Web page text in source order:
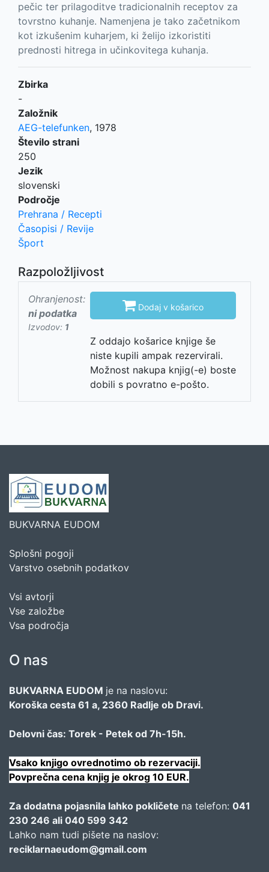
pečic ter prilagoditve tradicionalnih receptov za
tovrstno kuhanje. Namenjena je tako začetnikom
kot izkušenim kuharjem, ki želijo izkoristiti
prednosti hitrega in učinkovitega kuhanja.
Zbirka
-
Založnik
AEG-telefunken, 1978
Število strani
250
Jezik
slovenski
Področje
Prehrana / Recepti
Časopisi / Revije
Šport
Razpoložljivost
Ohranjenost:
ni podatka
Izvodov: 1
 Dodaj v košarico
Z oddajo košarice knjige še
niste kupili ampak rezervirali.
Možnost nakupa knjig(-e) boste
dobili s povratno e-pošto.
BUKVARNA EUDOM
Splošni pogoji
Varstvo osebnih podatkov
Vsi avtorji
Vse založbe
Vsa področja
O nas
BUKVARNA EUDOM je na naslovu:
Koroška cesta 61 a, 2360 Radlje ob Dravi.
Delovni čas: Torek - Petek od 7h-15h.
Vsako knjigo ovrednotimo ob rezervaciji.
Povprečna cena knjig je okrog 10 EUR.
Za dodatna pojasnila lahko pokličete na telefon: 041
230 246 ali 040 599 342
Lahko nam tudi pišete na naslov:
reciklarnaeudom@gmail.com